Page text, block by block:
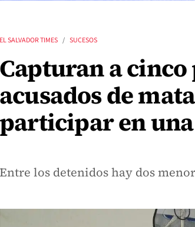
EL SALVADOR TIMES SUCESOS
Capturan a
acusados de
participar en
Entre los detenidos hay dos